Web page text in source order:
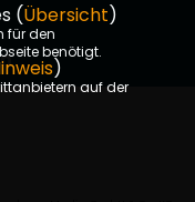
(Übersicht)
für den
benötigt.
)
auf der